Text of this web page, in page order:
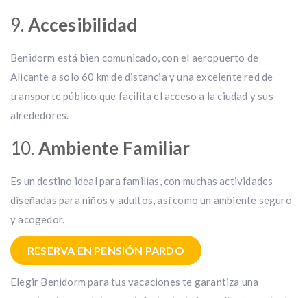
9. Accesibilidad
Benidorm está bien comunicado, con el aeropuerto de
Alicante a solo 60 km de distancia y una excelente red de
transporte público que facilita el acceso a la ciudad y sus
alrededores.
10. Ambiente Familiar
Es un destino ideal para familias, con muchas actividades
diseñadas para niños y adultos, así como un ambiente seguro
y acogedor.
RESERVA EN PENSIÓN PARDO
Elegir Benidorm para tus vacaciones te garantiza una